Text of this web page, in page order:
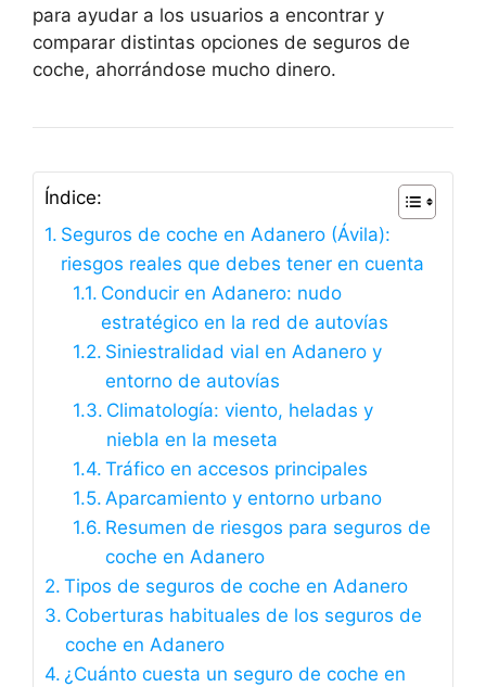
para ayudar a los usuarios a encontrar y
comparar distintas opciones de seguros de
coche, ahorrándose mucho dinero.
Índice:
Seguros de coche en Adanero (Ávila):
riesgos reales que debes tener en cuenta
Conducir en Adanero: nudo
estratégico en la red de autovías
Siniestralidad vial en Adanero y
entorno de autovías
Climatología: viento, heladas y
niebla en la meseta
Tráfico en accesos principales
Aparcamiento y entorno urbano
Resumen de riesgos para seguros de
coche en Adanero
Tipos de seguros de coche en Adanero
Coberturas habituales de los seguros de
coche en Adanero
¿Cuánto cuesta un seguro de coche en